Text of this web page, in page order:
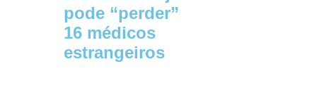
pode “perder”
16 médicos
estrangeiros